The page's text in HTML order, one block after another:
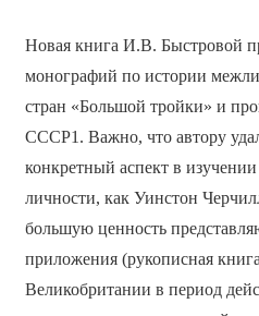
Новая книга И.В. Быстровой
монографий по истории
стран «Большой тройки» и
СССР1. Важно, что автору
конкретный аспект в
личности, как Уинстон
большую ценность
приложения (рукописная
Великобритании в период